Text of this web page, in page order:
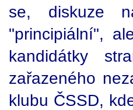
se, diskuze
"principiální",
kandidátky
zařazeného
klubu ČSSD,